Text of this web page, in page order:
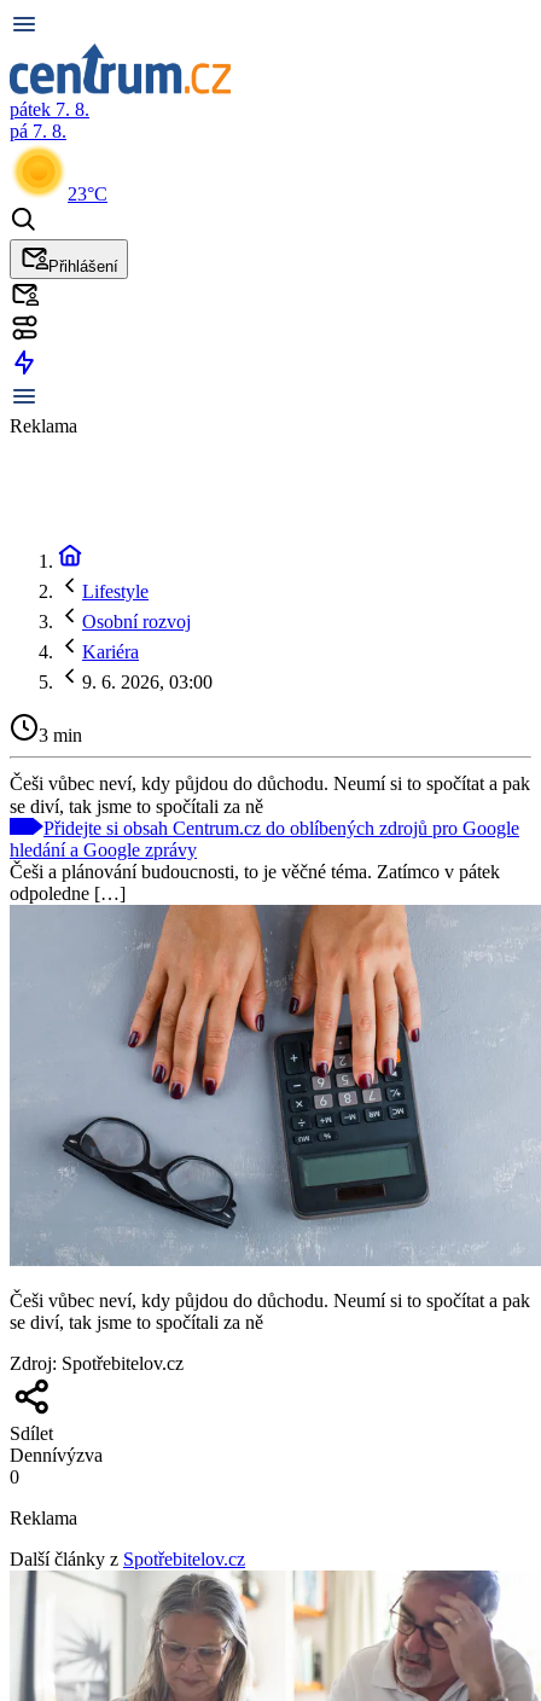
pátek 7. 8.
pá 7. 8.
23°C
Přihlášení
Reklama
Lifestyle
Osobní rozvoj
Kariéra
9. 6. 2026, 03:00
3 min
Češi vůbec neví, kdy půjdou do důchodu. Neumí si to spočítat a pak
se diví, tak jsme to spočítali za ně
Přidejte si obsah Centrum.cz do oblíbených zdrojů pro Google
hledání a Google zprávy
Češi a plánování budoucnosti, to je věčné téma. Zatímco v pátek
odpoledne […]
Češi vůbec neví, kdy půjdou do důchodu. Neumí si to spočítat a pak
se diví, tak jsme to spočítali za ně
Zdroj: Spotřebitelov.cz
Sdílet
Dennívýzva
0
Reklama
Další články z Spotřebitelov.cz